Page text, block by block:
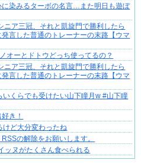
に染みるターボの名言…また明日も遊ぼ
ニア三冠、それと凱旋門で勝利したら
言した普通のトレーナーの末路【ウマ
オーとドトウどっち使ってるの？
ニア三冠、それと凱旋門で勝利したら
言した普通のトレーナーの末路【ウマ
いくらでも受けたい山下瞳月w #山下瞳
き！
けど大分変わったね
の解除をお願いします。
ッヌがたくさん食べられる